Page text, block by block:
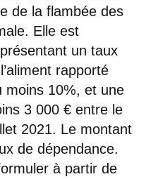
de la flambée des
Elle est
un taux
rapporté
moins 10%, et une
3 000 € entre le
2021. Le montant
de dépendance.
à partir de